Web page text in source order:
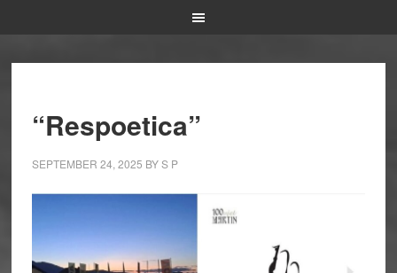
“Respoetica”
SEPTEMBER 24, 2025 BYS P